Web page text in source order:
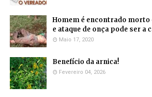
Homem é encontrado morto
e ataque de onça pode ser a
Maio 17, 2020
Benefício da arnica!
Fevereiro 04, 2026